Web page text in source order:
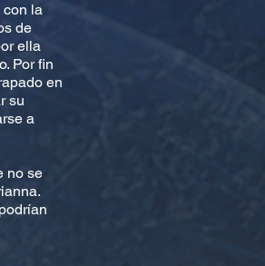
con la
de
ella
Por fin
en
su
a
no se